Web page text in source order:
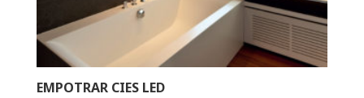
EMPOTRAR CIES LED